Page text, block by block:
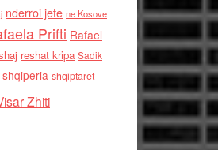
nderroi jete ne Kosove
Prifti Rafael
reshat kripa Sadik
shqiperia shqiptaret
Zhiti